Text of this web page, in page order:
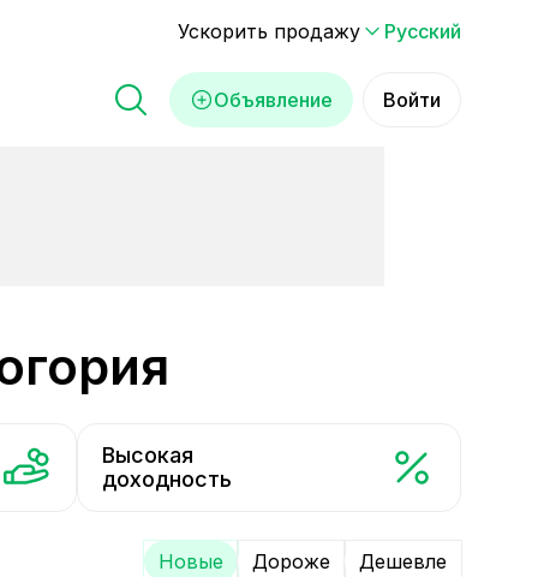
Ускорить продажу Русский
Объявление Войти
Высокая
доходность
Новые Дороже Дешевле